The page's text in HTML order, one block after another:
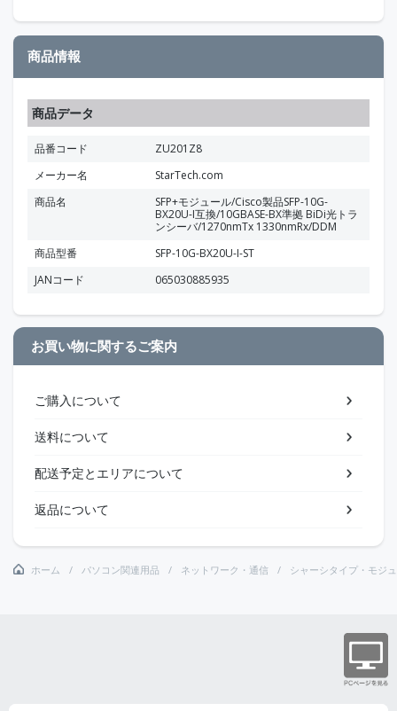
商品情報
商品データ
品番コード
ZU201Z8
メーカー名
StarTech.com
商品名
SFP+モジュール/Cisco製品SFP-10G-
BX20U-I互換/10GBASE-BX準拠 BiDi光トラ
ンシーバ/1270nmTx 1330nmRx/DDM
商品型番
SFP-10G-BX20U-I-ST
JANコード
065030885935
お買い物に関するご案内
ご購入について
送料について
配送予定とエリアについて
返品について
ホーム パソコン関連用品 ネットワーク・通信 シャーシタイプ・モジ